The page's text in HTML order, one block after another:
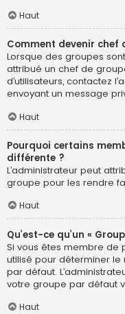
Haut
Comment devenir chef
Lorsque des groupes
attribué un chef de
d’utilisateurs, contactez
envoyant un message
Haut
Pourquoi certains
différente ?
L’administrateur peut
groupe pour les rendre
Haut
Qu’est-ce qu’un «
Si vous êtes membre de
utilisé pour déterminer
par défaut.
votre groupe par défaut
Haut